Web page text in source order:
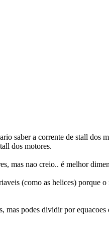
saber a corrente de stall dos
dos motores.
mas nao creio.. é melhor
(como as helices)
mas podes dividir por